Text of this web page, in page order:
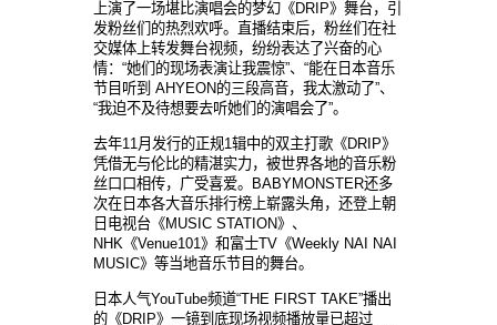
上演了一场堪比演唱会的梦幻《DRIP》舞台，引
发粉丝们的热烈欢呼。直播结束后，粉丝们在社
交媒体上转发舞台视频，纷纷表达了兴奋的心
情：“她们的现场表演让我震惊”、“能在日本音乐
节目听到 AHYEON的三段高音，我太激动了”、
“我迫不及待想要去听她们的演唱会了”。
去年11月发行的正规1辑中的双主打歌《DRIP》
凭借无与伦比的精湛实力，被世界各地的音乐粉
丝口口相传，广受喜爱。BABYMONSTER还多
次在日本各大音乐排行榜上崭露头角，还登上朝
日电视台《MUSIC STATION》、
NHK《Venue101》和富士TV《Weekly NAI NAI
MUSIC》等当地音乐节目的舞台。
日本人气YouTube频道“THE FIRST TAKE”播出
的《DRIP》一镜到底现场视频播放量已超过